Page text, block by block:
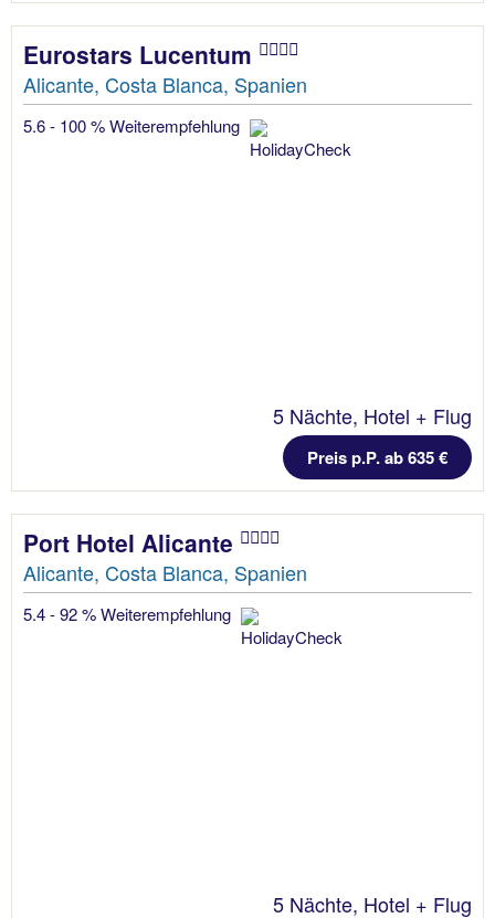
Eurostars Lucentum
Alicante, Costa Blanca, Spanien
5.6 - 100 % Weiterempfehlung
5 Nächte, Hotel + Flug
Preis p.P. ab 635 €
Port Hotel Alicante
Alicante, Costa Blanca, Spanien
5.4 - 92 % Weiterempfehlung
5 Nächte, Hotel + Flug